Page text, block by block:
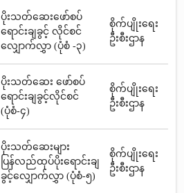
ပိုးသတ်ဆေးဖော်စပ်
ရောင်းချခွင့် လိုင်စင်
လျှောက်လွှာ (ပုံစံ -၃)
စိုက်ပျိုးရေး
ဦးစီးဌာန
ပိုးသတ်ဆေး ဖော်စပ်
ရောင်းချခွင့်လိုင်စင်
(ပုံစံ-၄)
စိုက်ပျိုးရေး
ဦးစီးဌာန
ပိုးသတ်ဆေးများ
ပြန်လည်ထုပ်ပိုးရောင်းချ
ခွင့်လျှောက်လွှာ (ပုံစံ-၅)
စိုက်ပျိုးရေး
ဦးစီးဌာန